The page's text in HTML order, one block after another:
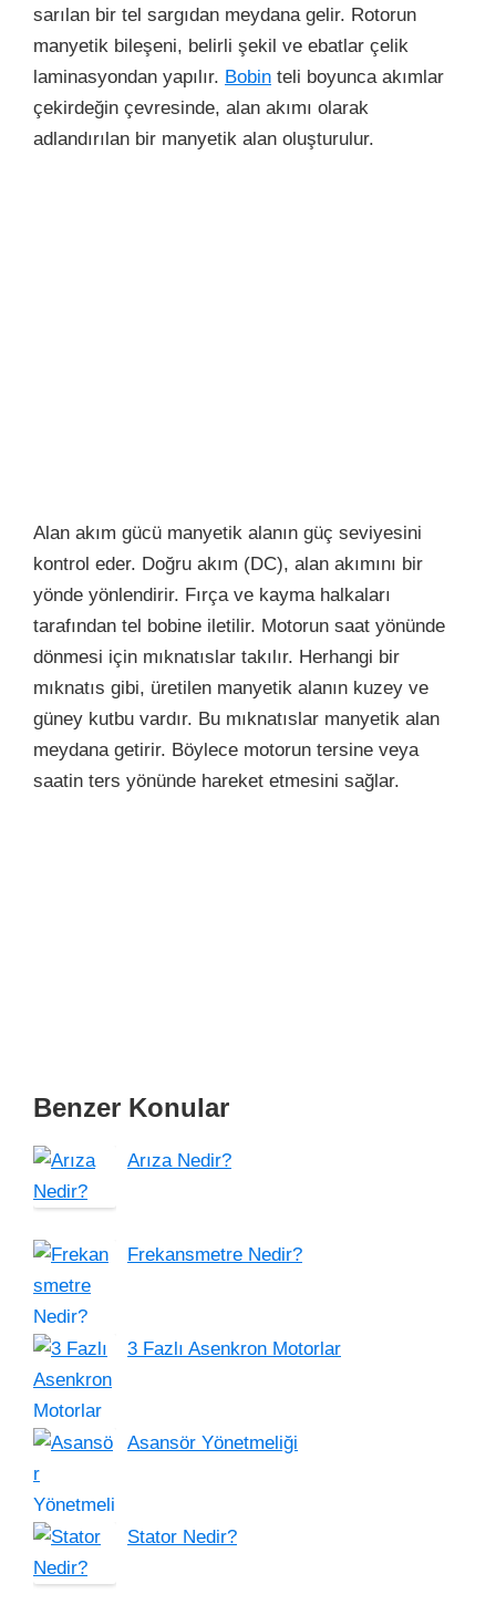
sarılan bir tel sargıdan meydana gelir. Rotorun
manyetik bileşeni, belirli şekil ve ebatlar çelik
laminasyondan yapılır. Bobin teli boyunca akımlar
çekirdeğin çevresinde, alan akımı olarak
adlandırılan bir manyetik alan oluşturulur.
Alan akım gücü manyetik alanın güç seviyesini
kontrol eder. Doğru akım (DC), alan akımını bir
yönde yönlendirir. Fırça ve kayma halkaları
tarafından tel bobine iletilir. Motorun saat yönünde
dönmesi için mıknatıslar takılır. Herhangi bir
mıknatıs gibi, üretilen manyetik alanın kuzey ve
güney kutbu vardır. Bu mıknatıslar manyetik alan
meydana getirir. Böylece motorun tersine veya
saatin ters yönünde hareket etmesini sağlar.
Benzer Konular
Arıza Nedir?
Frekansmetre Nedir?
3 Fazlı Asenkron Motorlar
Asansör Yönetmeliği
Stator Nedir?